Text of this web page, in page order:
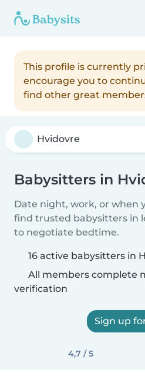
This profile is currently
encourage you to
find other great
Babysitters in
Date night, work, or when
find trusted babysitters in
to negotiate bedtime.
16 active babysitters in
All members complete
verification
Sign up
4,7 / 5